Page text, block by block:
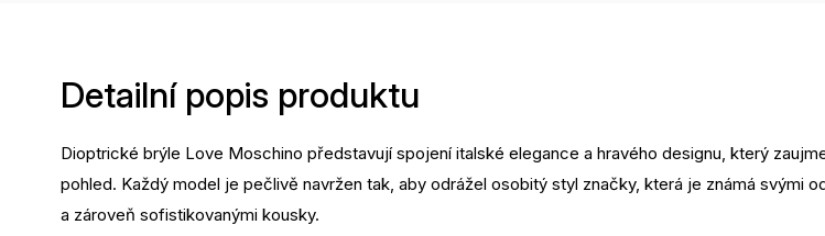
Detailní popis produktu
Dioptrické brýle Love Moschino představují spojení italské elegance a hravého designu, který
pohled. Každý model je pečlivě navržen tak, aby odrážel osobitý styl značky, která je známá svými
a zároveň sofistikovanými kousky.